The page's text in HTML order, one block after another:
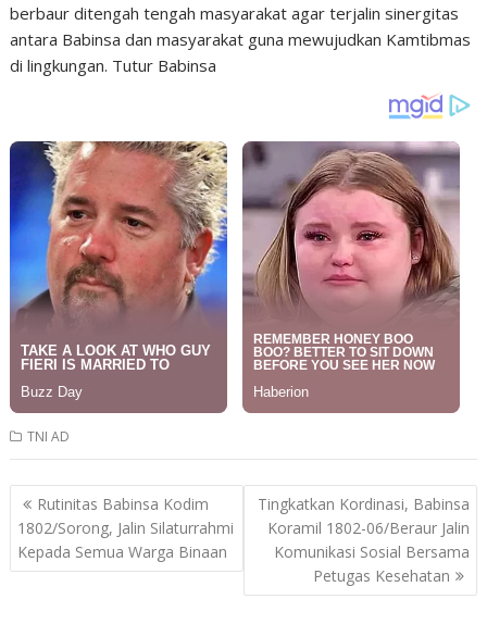
berbaur ditengah tengah masyarakat agar terjalin sinergitas
antara Babinsa dan masyarakat guna mewujudkan Kamtibmas
di lingkungan. Tutur Babinsa
TNI AD
Post
navigation
Rutinitas Babinsa Kodim
1802/Sorong, Jalin Silaturrahmi
Kepada Semua Warga Binaan
Tingkatkan Kordinasi, Babinsa
Koramil 1802-06/Beraur Jalin
Komunikasi Sosial Bersama
Petugas Kesehatan